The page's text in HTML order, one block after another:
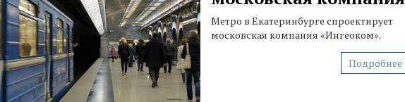
Метро в Екатеринбурге спроектирует
московская компания «Ингеоком».
Подробнее